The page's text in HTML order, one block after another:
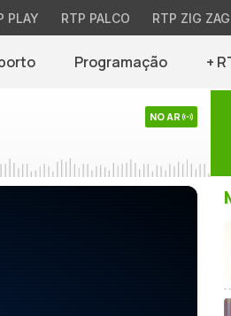
PLAY RTP PALCO RTP ZIG ZAG
Programação +
NO AR